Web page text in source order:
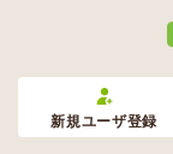
新規ユーザ登録